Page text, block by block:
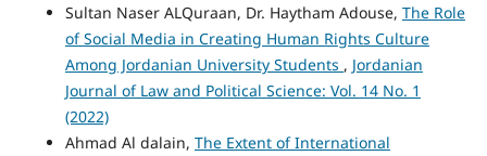
Sultan Naser ALQuraan, Dr. Haytham Adouse, The Role
of Social Media in Creating Human Rights Culture
Among Jordanian University Students , Jordanian
Journal of Law and Political Science: Vol. 14 No. 1
(2022)
Ahmad Al dalain, The Extent of International